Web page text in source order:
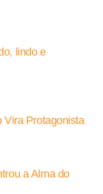
lindo e
Vira Protagonista
a Alma do